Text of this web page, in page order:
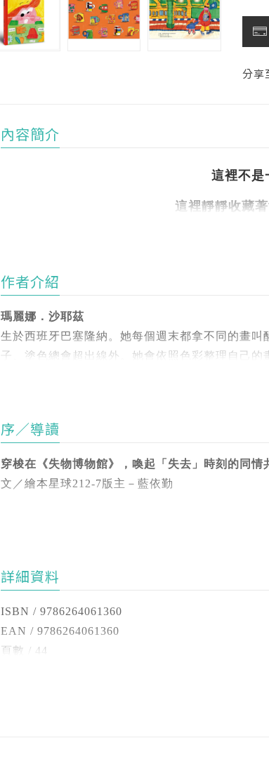
分享
內容簡介
這裡不是
這裡靜靜收藏
1995年，有個小女孩掉了一隻左手手套。
她找啊找，發現了一個地方，結果所有不見的東
像是爸爸的頭髮、各式各樣的水壺，也可能是失去
有些東西，遺失了最好就別再回來，比如戰爭；
得獎紀錄
✷ 入圍 2023年義大利波隆納兒童書展
✷ 榮獲 2024 年Junceda Award 獎——小說類兒童圖
✷ 入選西班牙兒童和青少年圖書協會獎——2023 年
✷ 入圍 2024 年 Atrapallibres 獎
作者介紹
瑪麗娜．沙耶茲
生於西班牙巴塞隆納。她每個週末都拿不同的畫
子、塗色總會超出線外。她會依照色彩整理自己
西文譯者，永遠在忙碌中尋找翻譯的樂趣。譯有《
序／導讀
穿梭在《失物博物館》，喚起「失去」時刻的同情
文／繪本星球212-7版主－藍依勤
讀完瑪麗娜‧沙耶茲的《失物博物館》，我的腦袋
特徵，一邊好奇觀察那些不知能否回到主人身邊
創造了一個超現實的空間，專門收藏每個人在生
詳細資料
ISBN / 9786264061360
EAN / 9786264061360
頁數 / 44